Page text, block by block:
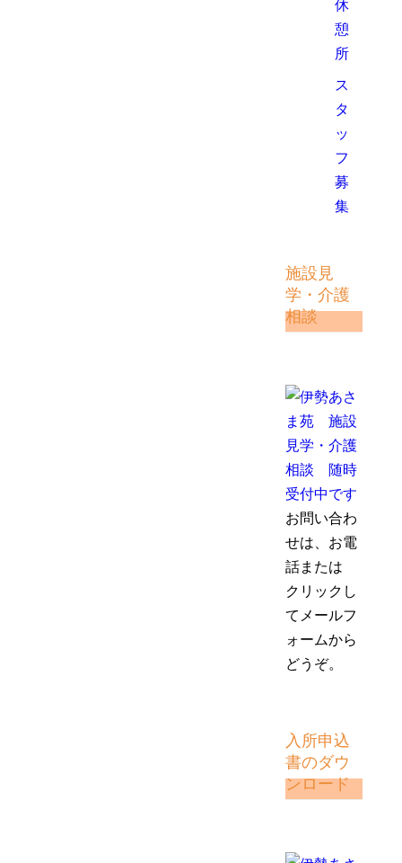
休
憩
所
ス
タ
ッ
フ
募
集
施設見
学・介護
相談
お問い合わ
せは、お電
話または
クリックし
てメールフ
ォームから
どうぞ。
入所申込
書のダウ
ンロード